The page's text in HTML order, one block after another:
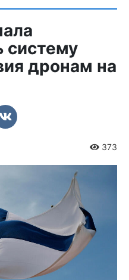
систему
дронам на
373